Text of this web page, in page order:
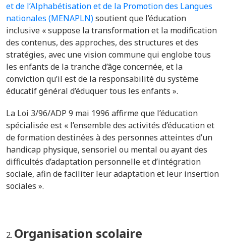
et de l’Alphabétisation et de la Promotion des Langues
nationales (MENAPLN)soutient que l’éducation
inclusive « suppose la transformation et la modification
des contenus, des approches, des structures et des
stratégies, avec une vision commune qui englobe tous
les enfants de la tranche d’âge concernée, et la
conviction qu’il est de la responsabilité du système
éducatif général d’éduquer tous les enfants ».
La Loi 3/96/ADP 9 mai 1996 affirme que l’éducation
spécialisée est « l’ensemble des activités d’éducation et
de formation destinées à des personnes atteintes d’un
handicap physique, sensoriel ou mental ou ayant des
difficultés d’adaptation personnelle et d’intégration
sociale, afin de faciliter leur adaptation et leur insertion
sociales ».
Organisation scolaire